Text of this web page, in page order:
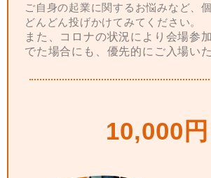
ご自身の起業に関するお悩みなど、
どんどん投げかけてみてください。
また、コロナの状況により会場参
でた場合にも、優先的にご入場い
10,000円